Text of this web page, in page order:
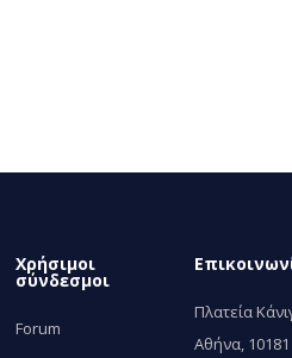
Χρήσιμοι
σύνδεσμοι
Forum
Πλατεία
Αθήνα, 10181